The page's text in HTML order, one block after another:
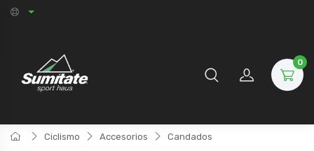
0
Ciclismo Accesorios Candados